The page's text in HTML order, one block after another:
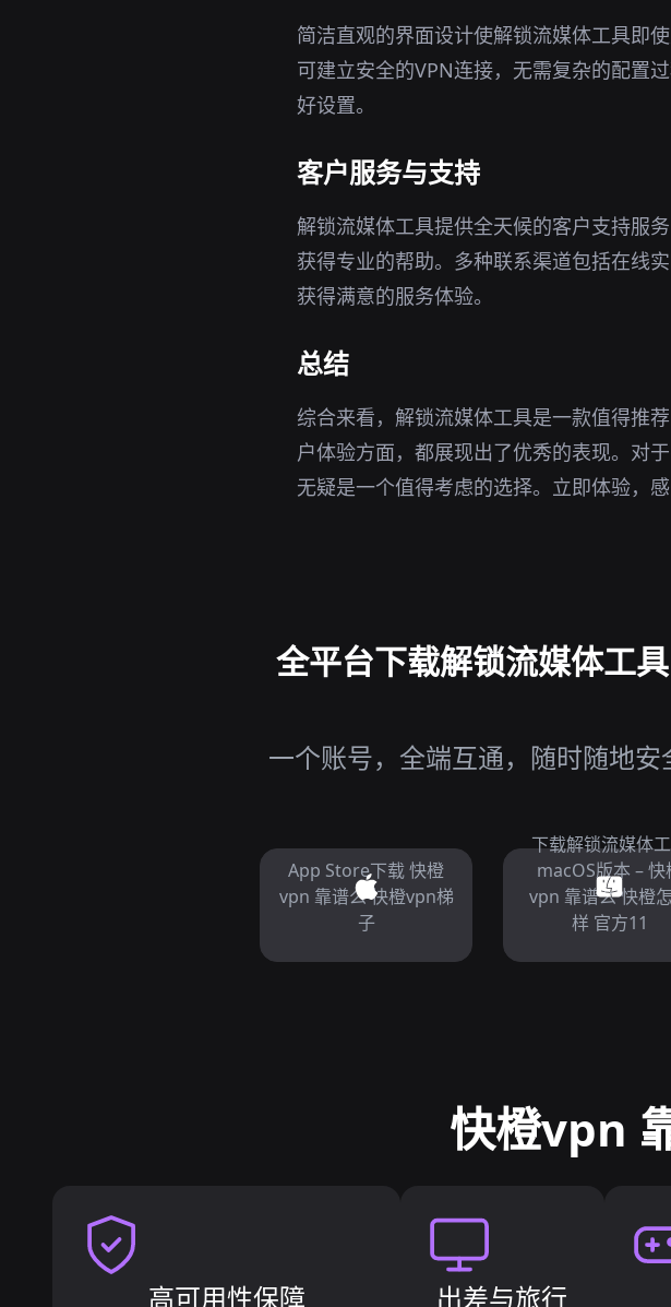
简洁直观的界面设计使解锁流媒体工具即
可建立安全的VPN连接，无需复杂的配置
好设置。
客户服务与支持
解锁流媒体工具提供全天候的客户支持服
获得专业的帮助。多种联系渠道包括在线
获得满意的服务体验。
总结
综合来看，解锁流媒体工具是一款值得推
户体验方面，都展现出了优秀的表现。对
无疑是一个值得考虑的选择。立即体验，
全平台下载解锁流媒体工
一个账号，全端互通，随时随地
App Store下载 快橙
vpn 靠谱么 快橙vpn梯
子
下载解锁流媒体
macOS版本 – 快
vpn 靠谱么 快橙
样 官方11
快橙vpn
高可用性保障 出差与旅行